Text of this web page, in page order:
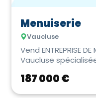
Menuiserie
Vaucluse
Vend ENTREPRISE
Vaucluse
187 000 €